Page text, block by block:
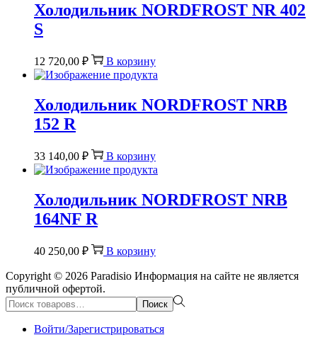
Холодильник NORDFROST NR 402
S
12 720,00 ₽ В корзину
Холодильник NORDFROST NRB
152 R
33 140,00 ₽ В корзину
Холодильник NORDFROST NRB
164NF R
40 250,00 ₽ В корзину
Copyright © 2026 Paradisio Информация на сайте не является
публичной офертой.
Поиск:>
Поиск
Войти/Зарегистрироваться